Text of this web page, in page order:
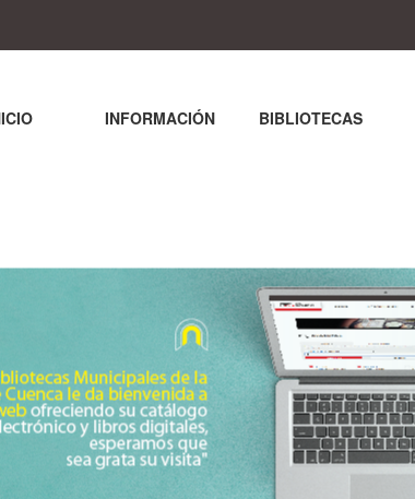
INFORMACIÓN BIBLIOTECAS